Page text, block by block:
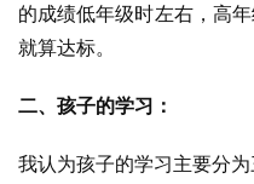
的成绩低年级时左右，高
就算达标。
二、孩子的学习：
我认为孩子的学习主要分为